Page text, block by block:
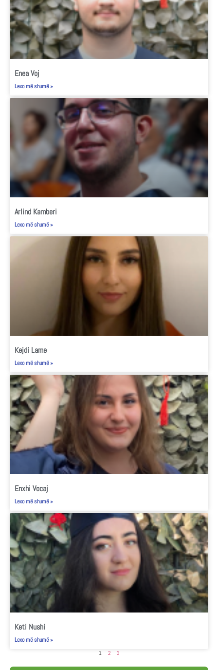
Enea Voj
Lexo më shumë »
Arlind Kamberi
Lexo më shumë »
Kejdi Lame
Lexo më shumë »
Enxhi Vocaj
Lexo më shumë »
Keti Nushi
Lexo më shumë »
1 2 3